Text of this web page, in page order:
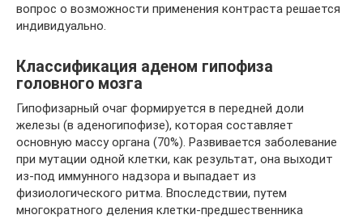
вопрос о возможности применения контраста решается
индивидуально.
Классификация аденом гипофиза
головного мозга
Гипофизарный очаг формируется в передней доли
железы (в аденогипофизе), которая составляет
основную массу органа (70%). Развивается заболевание
при мутации одной клетки, как результат, она выходит
из-под иммунного надзора и выпадает из
физиологического ритма. Впоследствии, путем
многократного деления клетки-предшественника